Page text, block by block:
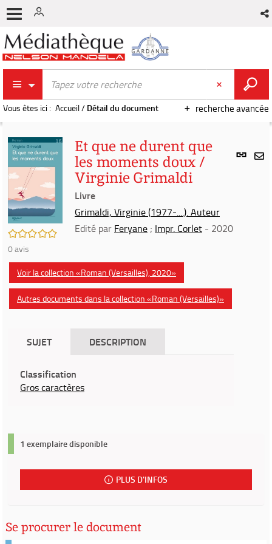
recherche avancée
Vous êtes ici : Accueil/ Détail du document
Lien
/5
0avis
Et que ne durent que
les moments doux /
Virginie Grimaldi
Livre
Grimaldi, Virginie (1977-....). Auteur
Edité par Feryane ; Impr. Corlet - 2020
Voir la collection «Roman (Versailles), 2020»
Autres documents dans la collection «Roman (Versailles)»
SUJET DESCRIPTION
Classification
Gros caractères
1 exemplaire disponible
PLUS D'INFOS
Se procurer le document